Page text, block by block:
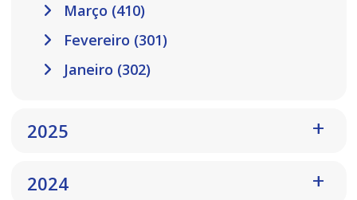
Março (410)
Fevereiro (301)
Janeiro (302)
2025
2024